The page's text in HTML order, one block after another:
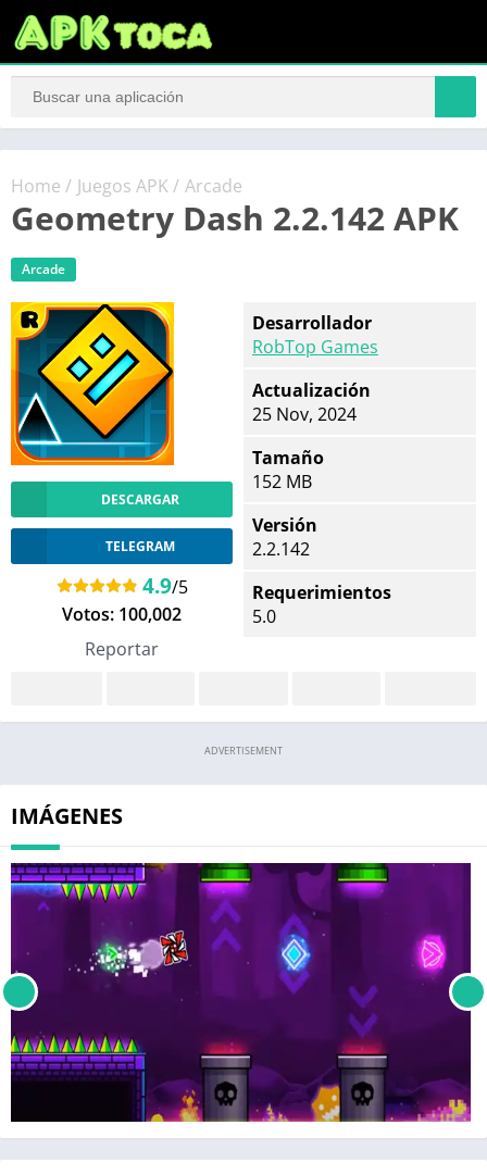
Home / Juegos APK/ Arcade
Geometry Dash 2.2.142 APK
Arcade
DESCARGAR
TELEGRAM
4.9/5
Votos: 100,002
Reportar
Desarrollador
RobTop Games
Actualización
25 Nov, 2024
Tamaño
152 MB
Versión
2.2.142
Requerimientos
5.0
ADVERTISEMENT
IMÁGENES